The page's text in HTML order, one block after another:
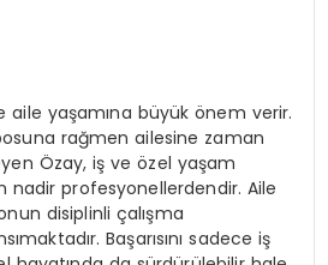
aile yaşamına büyük önem verir.
rağmen ailesine zaman
Özay, iş ve özel yaşam
nadir profesyonellerdendir. Aile
disiplinli çalışma
Başarısını sadece iş